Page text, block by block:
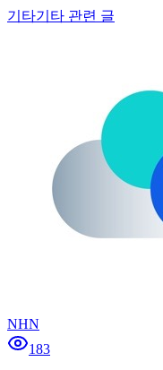
기타기타 관련 글
NHN
183